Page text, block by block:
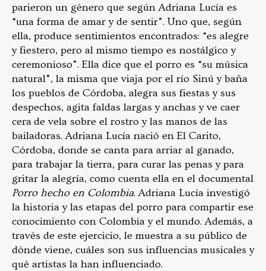
parieron un género que según Adriana Lucía es
“una forma de amar y de sentir”. Uno que, según
ella, produce sentimientos encontrados: “es alegre
y fiestero, pero al mismo tiempo es nostálgico y
ceremonioso”. Ella dice que el porro es “su música
natural”, la misma que viaja por el río Sinú y baña
los pueblos de Córdoba, alegra sus fiestas y sus
despechos, agita faldas largas y anchas y ve caer
cera de vela sobre el rostro y las manos de las
bailadoras. Adriana Lucía nació en El Carito,
Córdoba, donde se canta para arriar al ganado,
para trabajar la tierra, para curar las penas y para
gritar la alegría, como cuenta ella en el documental
Porro hecho en Colombia. Adriana Lucía investigó
la historia y las etapas del porro para compartir ese
conocimiento con Colombia y el mundo. Además, a
través de este ejercicio, le muestra a su público de
dónde viene, cuáles son sus influencias musicales y
qué artistas la han influenciado.